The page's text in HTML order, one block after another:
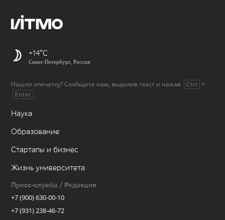
+14
Санкт-Петербург, Россия
Нашли опечатку? Сообщите нам, выделив текст и нажав Ctrl +
Enter .
Наука
Образование
Стартапы и бизнес
Жизнь университета
Пресс-служба / Редакция
+7 (900) 630-00-10
+7 (931) 238-46-72